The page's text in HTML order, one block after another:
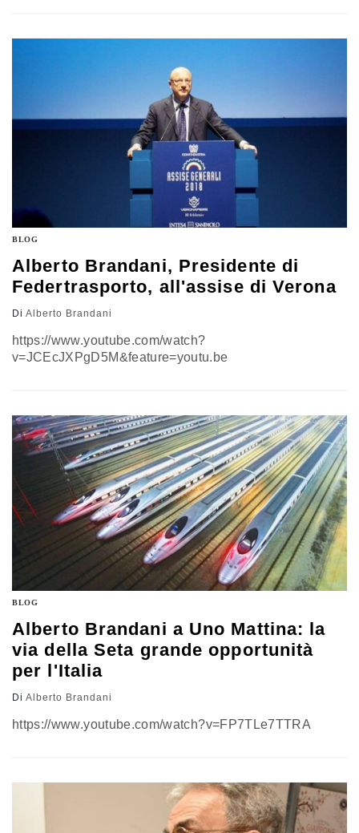
BLOG
Alberto Brandani, Presidente di
Federtrasporto, all'assise di Verona
Di Alberto Brandani
https://www.youtube.com/watch?
v=JCEcJXPgD5M&feature=youtu.be
BLOG
Alberto Brandani a Uno Mattina: la
via della Seta grande opportunità
per l'Italia
Di Alberto Brandani
https://www.youtube.com/watch?v=FP7TLe7TTRA